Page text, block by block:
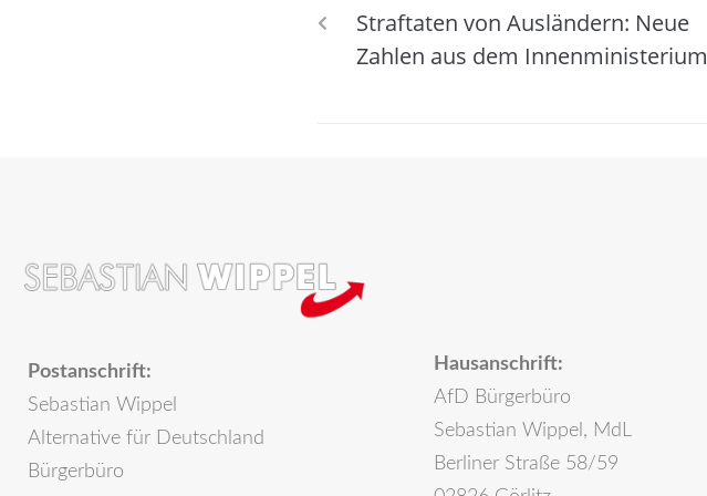
Straftaten von Ausländern: Neue
Zahlen aus dem Innenministerium
Postanschrift:
Sebastian Wippel
Alternative für Deutschland
Bürgerbüro
Hausanschrift:
AfD Bürgerbüro
Sebastian Wippel, MdL
Berliner Straße 58/59